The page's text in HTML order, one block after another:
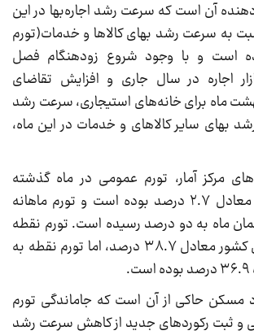
آن است که سرعت رشد اجاره‌بها در این
به سرعت رشد بهای کالاها و خدمات(تورم
است و با وجود شروع زودهنگام فصل
اجاره در سال جاری و افزایش تقاضای
ماه برای خانه‌های استیجاری، سرعت رشد
بهای سایر کالاهای و خدمات در این ماه،
مرکز آمار، تورم عمومی در ماه گذشته
(اردیبهشت ۱۴۰۴) معادل ۲.۷ درصد بوده است و تورم ماهانه
ماه به دو درصد رسیده است. تورم نقطه
به نقطه خانوارهای کشور معادل ۳۸.۷ درصد، اما تورم نقطه به
مسکن حاکی از آن است که جاماندگی تورم
و ثبت رکوردهای جدید از کاهش سرعت رشد